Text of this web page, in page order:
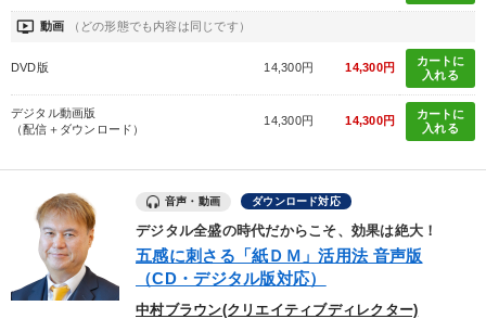
健康・ウェルビーイング 早わかり
会社を守る
※「更新」を押すと「カテゴリー」「目的別」「キーワード」を更新いただけます。
タグから探す
すべての音声・動画（全2076タイトル）からお探しいただけます
タグ・キーワード
ondemand_video 動画 （どの形態でも内容は同じです）
DVD版 14,300円 14,300円
カートに
入れる
デジタル動画版
（配信＋ダウンロード）
14,300円 14,300円
カートに
入れる
音声・動画 ダウンロード対応
デジタル全盛の時代だからこそ、効果は絶大！
五感に刺さる「紙ＤＭ」活用法 音声版
（CD・デジタル版対応）
中村ブラウン(クリエイティブディレクター)